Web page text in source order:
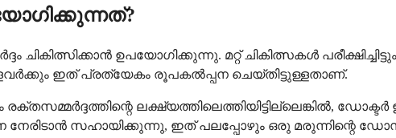
ഉപയോഗിക്കുന്നു. മറ്റ് ചികിത്സകൾ
ഇത് പ്രത്യേകം രൂപകൽപ്പന ചെയ്തിട്ടുള്ളതാണ്.
ലക്ഷ്യത്തിലെത്തിയിട്ടില്ലെങ്കിൽ,
സഹായിക്കുന്നു, ഇത് പലപ്പോഴും ഒരു മരുന്നിന്റെ ഡോസ്